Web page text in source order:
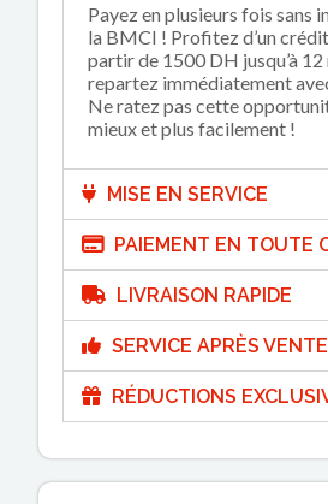
Payez en plusieurs fois sans
la BMCI ! Profitez d’un
partir de 1500 DH jusqu’à
repartez immédiatement
Ne ratez pas cette
mieux et plus facilement !
MISE EN SERVICE
PAIEMENT EN TOUTE
LIVRAISON RAPIDE
SERVICE APRÈS VENTE
RÉDUCTIONS